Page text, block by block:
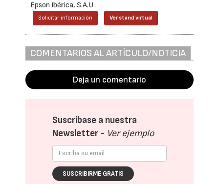
Epson Ibérica, S.A.U.
Solicitar información Ver stand virtual
COMENTARIOS AL ARTÍCULO/NOTICIA
Deja un comentario
Suscríbase a nuestra
Newsletter - Ver ejemplo
SUSCRIBIRME GRATIS